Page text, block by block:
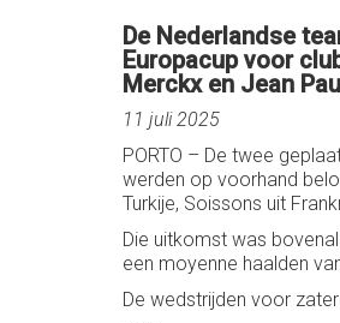
De Nederlandse
Europacup voor
Merckx en Jean
11 juli 2025
PORTO – De twee
werden op voorhand
Turkije, Soissons uit
Die uitkomst was
een moyenne haalden
De wedstrijden voor